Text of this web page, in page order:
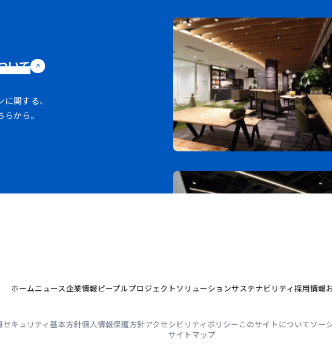
いて
関する、
から。
ホームニュース企業情報ピープルプロジェクトソリューションサステナビリティ採用情報
セキュリティ基本方針個人情報保護方針アクセシビリティポリシー このサイトについてソー
サイトマップ